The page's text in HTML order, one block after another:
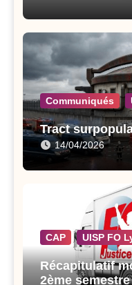
Communiqués
Tract
14/04/2026
CAP UISP FO
Récapitulatif
2ème semestre